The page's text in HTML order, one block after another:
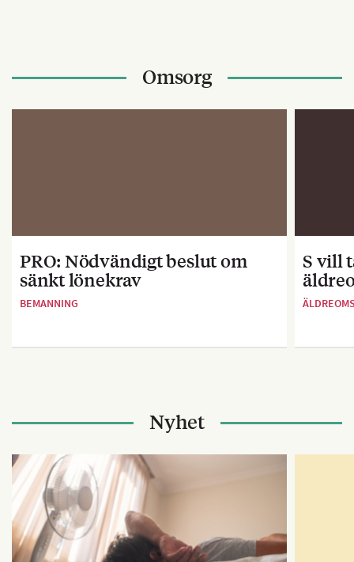
Omsorg
PRO: Nödvändigt beslut om
sänkt lönekrav
BEMANNING
S vill
Nyhet